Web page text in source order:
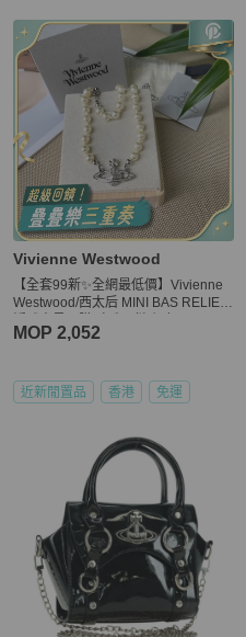
Vivienne Westwood
【全套99新✨全網最低價】Vivienne
Westwood/西太后 MINI BAS RELIEF
MOP 2,052
近新閒置品 香港 免運